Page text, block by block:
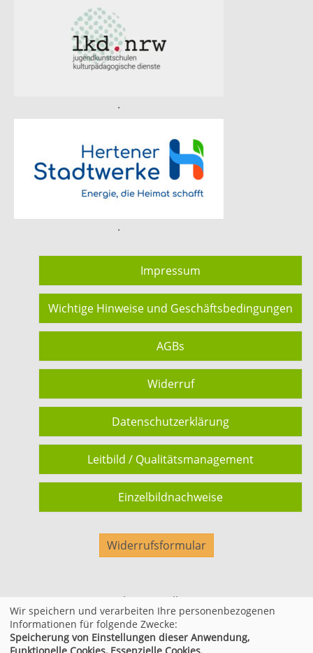
.
.
Impressum
Wichtige Hinweise und Geschäftsbedingungen
AGBs
Widerruf
Datenschutzerklärung
Leitbild / Qualitätsmanagement
Einzelbildnachweise
Widerrufsformular
Cookie Einstellungen
© 2026 Kufer Software GmbH
Wir speichern und verarbeiten Ihre personenbezogenen
Informationen für folgende Zwecke:
Speicherung von Einstellungen dieser Anwendung,